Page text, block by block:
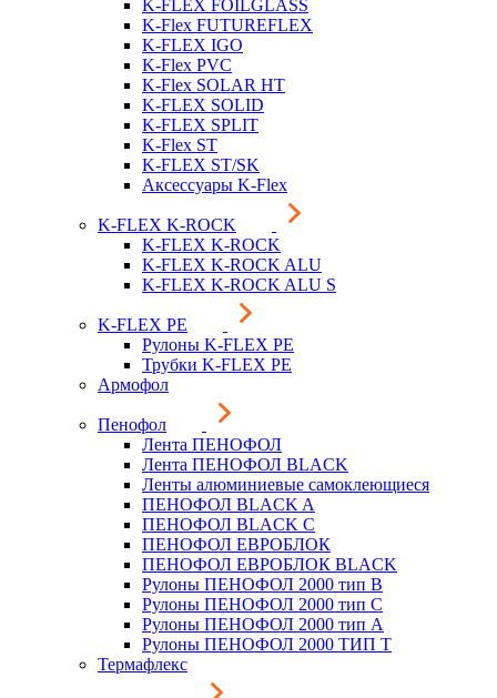
K-FLEX FOILGLASS
K-Flex FUTUREFLEX
K-FLEX IGO
K-Flex PVC
K-Flex SOLAR HT
K-FLEX SOLID
K-FLEX SPLIT
K-Flex ST
K-FLEX ST/SK
Аксессуары K-Flex
K-FLEX K-ROCK
K-FLEX K-ROCK
K-FLEX K-ROCK ALU
K-FLEX K-ROCK ALU S
K-FLEX PE
Рулоны K-FLEX PE
Трубки K-FLEX PE
Армофол
Пенофол
Лента ПЕНОФОЛ
Лента ПЕНОФОЛ BLACK
Ленты алюминиевые самоклеющиеся
ПЕНОФОЛ BLACK A
ПЕНОФОЛ BLACK С
ПЕНОФОЛ ЕВРОБЛОК
ПЕНОФОЛ ЕВРОБЛОК BLACK
Рулоны ПЕНОФОЛ 2000 тип B
Рулоны ПЕНОФОЛ 2000 тип C
Рулоны ПЕНОФОЛ 2000 тип А
Рулоны ПЕНОФОЛ 2000 ТИП Т
Термафлекс